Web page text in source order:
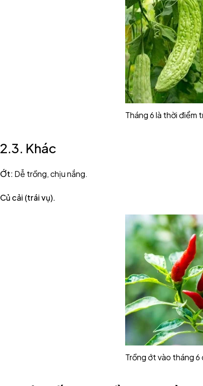
Tháng 6 là thời điểm
2.3. Khác
Ớt: Dễ trồng, chịu nắng.
Củ cải (trái vụ).
Trồng ớt vào tháng